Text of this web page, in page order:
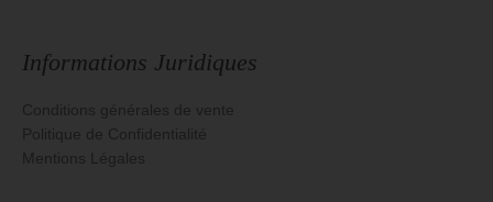
Informations Juridiques
Conditions générales de vente
Politique de Confidentialité
Mentions Légales